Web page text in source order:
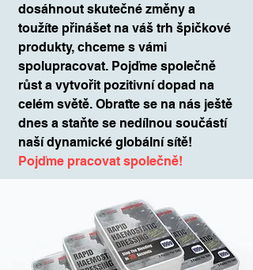
dosáhnout skutečné změny a
toužíte přinášet na váš trh špičkové
produkty, chceme s vámi
spolupracovat. Pojďme společně
růst a vytvořit pozitivní dopad na
celém světě. Obraťte se na nás ještě
dnes a staňte se nedílnou součástí
naší dynamické globální sítě!
Pojďme pracovat společně!